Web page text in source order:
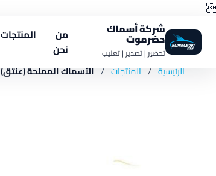

شركة أسماك
حضرموت
تحضير | تصدير | تعليب
من
نحن
المنتجات
الرئيسية / المنتجات / الأسماك المملحة (عنتق)